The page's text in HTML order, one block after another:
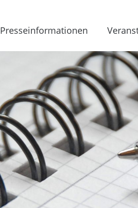
Presseinformationen